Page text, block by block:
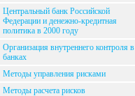
Центральный банк Российской
Федерации и денежно-кредитная
политика в 2000 году
Организация внутреннего контроля в
банках
Методы управления рисками
Методы расчета рисков